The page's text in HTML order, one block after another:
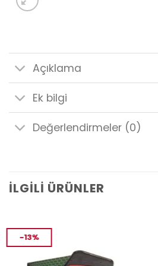
Açıklama
Ek bilgi
Değerlendirmeler (0)
İLGILI ÜRÜNLER
-13%